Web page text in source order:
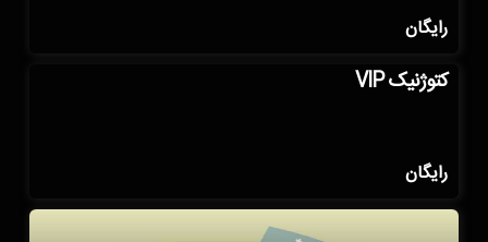
رایگان
کتوژنیک VIP
رایگان